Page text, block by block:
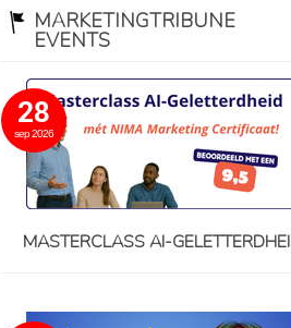
MARKETINGTRIBUNE
EVENTS
28
sep 2026
MASTERCLASS AI-